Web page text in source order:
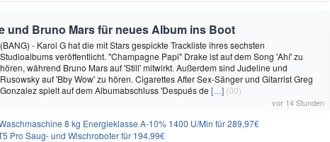
und Bruno Mars für neues Album ins Boot
(BANG) - Karol G hat die mit Stars gespickte Trackliste ihres sechsten
Studioalbums veröffentlicht. "Champagne Papi" Drake ist auf dem Song 'Ahí' zu
hören, während Bruno Mars auf 'Still' mitwirkt. Außerdem sind Judeline und
Rusowsky auf 'Bby Wow' zu hören. Cigarettes After Sex-Sänger und Gitarrist Greg
Gonzalez spielt auf dem Albumabschluss 'Después de […] (00)
vor 14 Stunden
8 kg Energieklasse A-10% 1400 U/Min für 289,97€
Pro Saug- und Wischroboter für 194,99€